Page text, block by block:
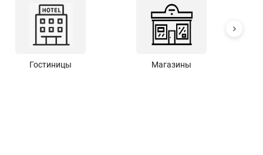
Гостиницы Магазины